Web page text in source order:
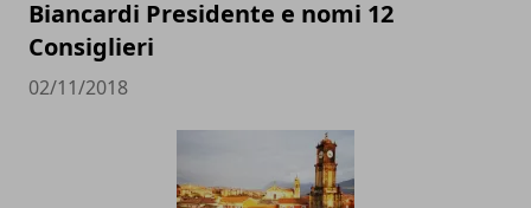
Biancardi Presidente e nomi 12
Consiglieri
02/11/2018